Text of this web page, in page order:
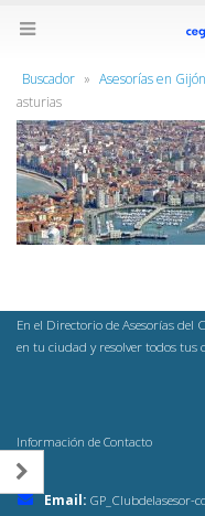
Buscador » Asesorías en Gijón
asturias
En el Directorio de Asesorías del
en tu ciudad y resolver todos tus
Información de Contacto
Email: GP_Clubdelasesor-